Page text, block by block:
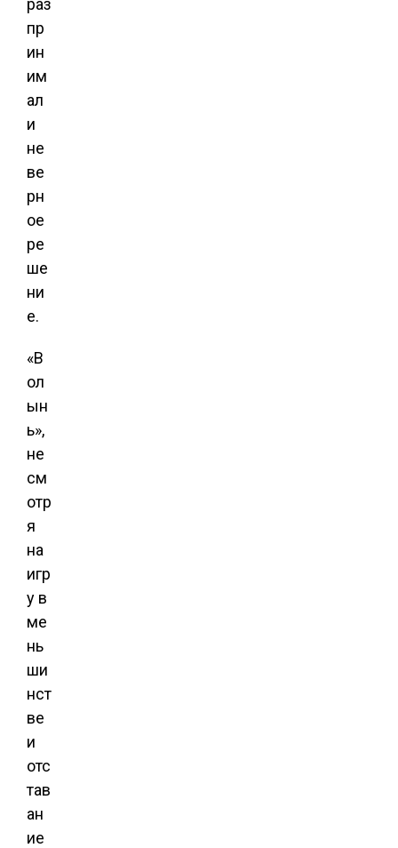
раз
пр
ин
им
ал
и
не
ве
рн
ое
ре
ше
ни
е.
«В
ол
ын
ь»,
не
см
отр
я
на
игр
у в
ме
нь
ши
нст
ве
и
отс
тав
ан
ие